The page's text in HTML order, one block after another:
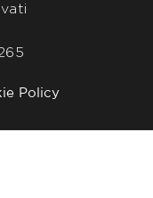
Policy